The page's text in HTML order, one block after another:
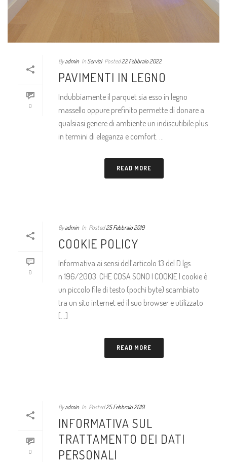
0
Byadmin In Servizi Posted22 Febbraio 2022
PAVIMENTI IN LEGNO
Indubbiamente il parquet sia esso in legno
massello oppure prefinito permette di donare a
qualsiasi genere di ambiente un indiscutibile plus
in termini di eleganza e comfort. ...
READ MORE
0
Byadmin In Posted25 Febbraio 2019
COOKIE POLICY
Informativa ai sensi dell’articolo 13 del D.lgs.
n.196/2003. CHE COSA SONO I COOKIE l cookie è
un piccolo file di testo (pochi byte) scambiato
tra un sito internet ed il suo browser e utilizzato
[...]
READ MORE
0
Byadmin In Posted25 Febbraio 2019
INFORMATIVA SUL
TRATTAMENTO DEI DATI
PERSONALI